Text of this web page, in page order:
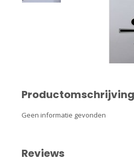
Productomschrijving
Geen informatie gevonden
Reviews